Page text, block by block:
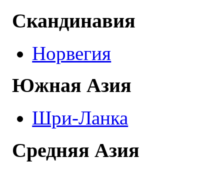
Скандинавия
Норвегия
Южная Азия
Шри-Ланка
Средняя Азия